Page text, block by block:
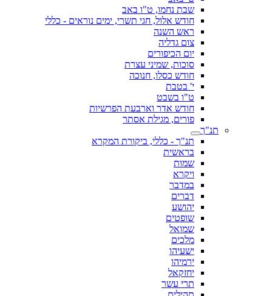
שבת נחמו, ט"ו באב
חודש אלול, חגי תשרי, ימים נוראים - כללי
ראש השנה
צום גדליה
יום הכיפורים
סוכות, שמיני עצרת
חודש כסלו, חנוכה
י' בטבת
ט"ו בשבט
חודש אדר וארבעת הפרשיות
פורים, מגילת אסתר
תנ"ך
תנ"ך - כללי, ביקורת המקרא
בראשית
שמות
ויקרא
במדבר
דברים
יהושע
שופטים
שמואל
מלכים
ישעיהו
ירמיהו
יחזקאל
תרי עשר